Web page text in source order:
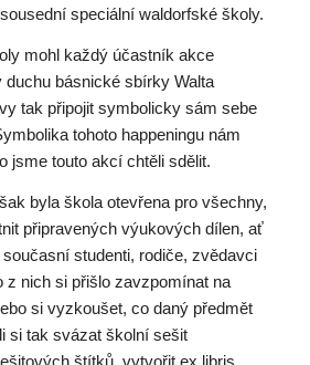
speciální waldorfské školy.
mohl každý účastník akce
duchu básnické sbírky Walta
tak připojit symbolicky sám sebe
tohoto happeningu nám
jsme touto akcí chtěli sdělit.
byla škola otevřena pro všechny,
připravených výukových dílen, ať
studenti, rodiče, zvědavci
z nich si přišlo zavzpomínat na
si vyzkoušet, co daný předmět
si tak svázat školní sešit
štítků, vytvořit ex libris,